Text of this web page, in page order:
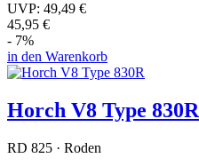
UVP: 49,49 €
45,95 €
- 7%
in den Warenkorb
Horch V8 Type 830R
RD 825 · Roden